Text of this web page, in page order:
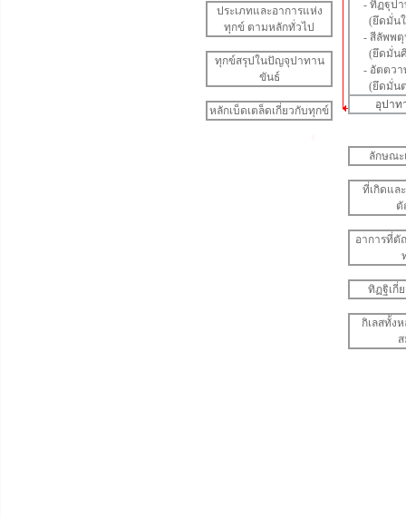
ประเภทและอาการแห่ง
ทุกข์ ตามหลักทั่วไป
ทุกข์สรุปในปัญจุปาทาน
ขันธ์
หลักเบ็ดเตล็ดเกี่ยวกับทุกข์
- ทิฏฐุป
(ยึดมั่นใ
- สีลัพพ
(ยึดมั่นศี
- อัตตว
(ยึดมั่นต
อุปาท
ลักษณ
ที่เกิดแล
อาการที่ตั
ทิฏฐิเกี่
กิเลสทั้ง